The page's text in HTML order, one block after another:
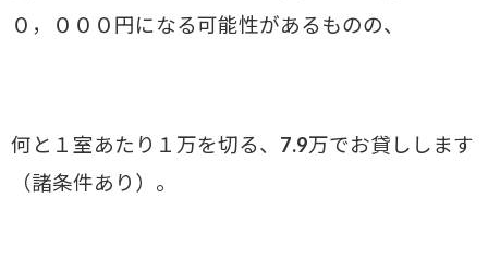
０，０００円になる可能性があるものの、
何と１室あたり１万を切る、7.9万でお貸しします
（諸条件あり）。